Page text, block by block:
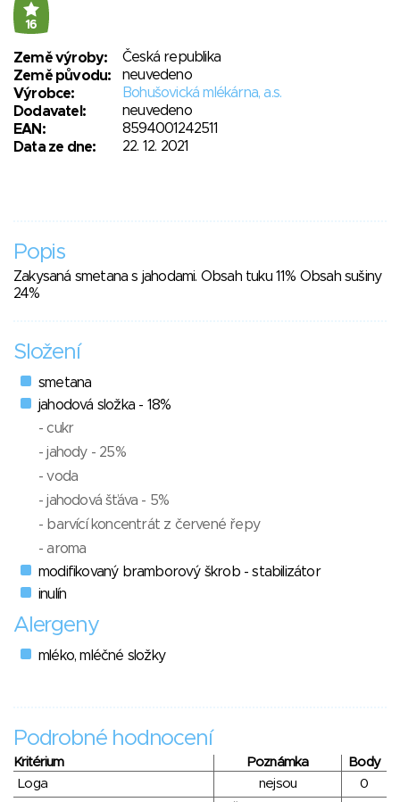
16
Země výroby:
Česká republika
Země původu:
neuvedeno
Výrobce:
Bohušovická mlékárna, a.s.
Dodavatel:
neuvedeno
EAN:
8594001242511
Data ze dne:
22. 12. 2021
Popis
Zakysaná smetana s jahodami. Obsah tuku 11% Obsah sušiny
24%
Složení
smetana
jahodová složka - 18%
- cukr
- jahody - 25%
- voda
- jahodová šťáva - 5%
- barvící koncentrát z červené řepy
- aroma
modifikovaný bramborový škrob - stabilizátor
inulín
Alergeny
mléko, mléčné složky
Podrobné hodnocení
Kritérium Poznámka
Body
Loga
nejsou
0